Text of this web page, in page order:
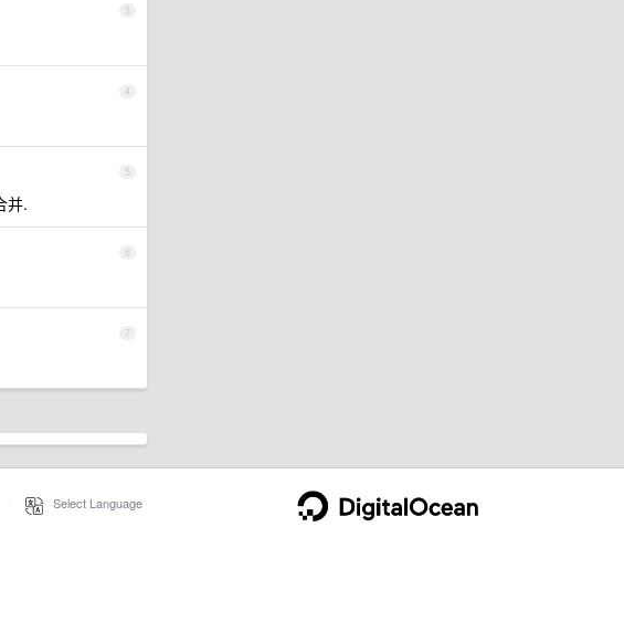
3
4
5
并.
6
7
Select Language